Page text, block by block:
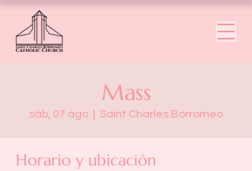
Mass
sáb, 07 ago Saint Charles Borromeo
Horario y ubicación